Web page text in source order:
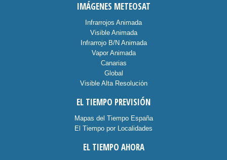
IMÁGENES METEOSAT
Infrarrojos Animada
Visible Animada
Infrarrojo B/N Animada
Vapor Animada
Canarias
Global
Visible Alta Resolución
EL TIEMPO PREVISIÓN
Mapas del Tiempo España
El Tiempo por Localidades
EL TIEMPO AHORA